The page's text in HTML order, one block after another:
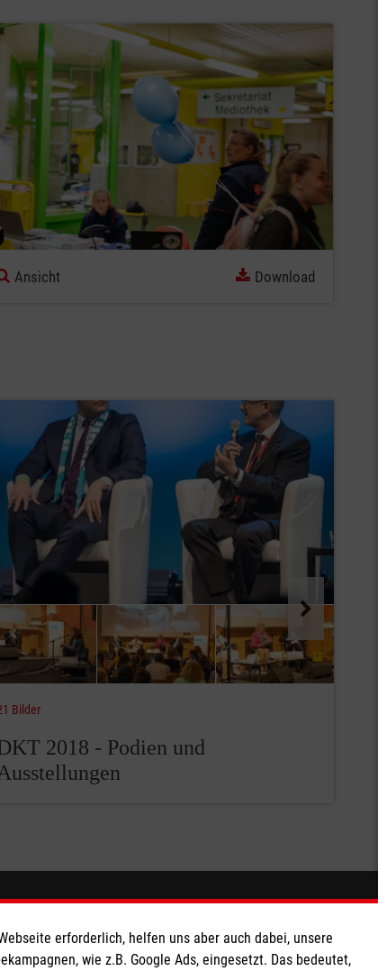
Ansicht Download
Bilder
2018 - Podien und
Empfänger: Malteser Hilfsdienst e.V.
erforderlich, helfen uns aber auch dabei, unsere
wie z.B. Google Ads, eingesetzt. Das bedeutet,